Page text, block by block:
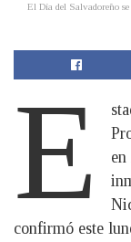
El Día del Salvadoreño
E
confirmó este